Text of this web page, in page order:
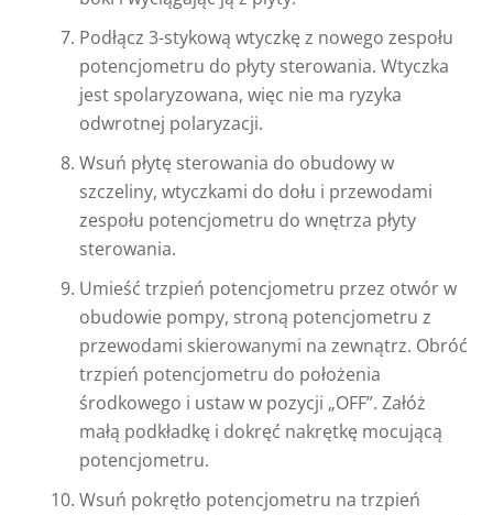
Podłącz 3-stykową wtyczkę z nowego zespołu
potencjometru do płyty sterowania. Wtyczka
jest spolaryzowana, więc nie ma ryzyka
odwrotnej polaryzacji.
Wsuń płytę sterowania do obudowy w
szczeliny, wtyczkami do dołu i przewodami
zespołu potencjometru do wnętrza płyty
sterowania.
Umieść trzpień potencjometru przez otwór w
obudowie pompy, stroną potencjometru z
przewodami skierowanymi na zewnątrz. Obróć
trzpień potencjometru do położenia
środkowego i ustaw w pozycji „OFF”. Załóż
małą podkładkę i dokręć nakrętkę mocującą
potencjometru.
Wsuń pokrętło potencjometru na trzpień